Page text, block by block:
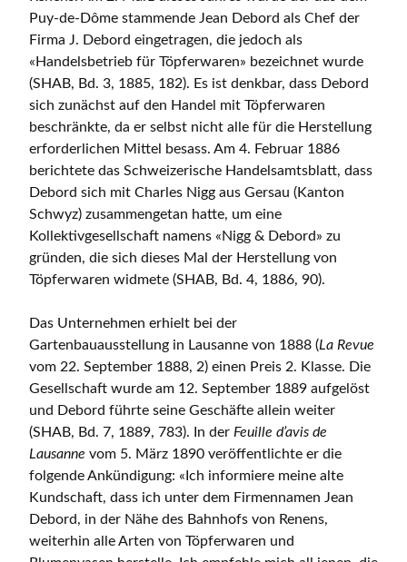
Puy-de-Dôme stammende Jean Debord als Chef der
Firma J. Debord eingetragen, die jedoch als
«Handelsbetrieb für Töpferwaren» bezeichnet wurde
(SHAB, Bd. 3, 1885, 182). Es ist denkbar, dass Debord
sich zunächst auf den Handel mit Töpferwaren
beschränkte, da er selbst nicht alle für die Herstellung
erforderlichen Mittel besass. Am 4. Februar 1886
berichtete das Schweizerische Handelsamtsblatt, dass
Debord sich mit Charles Nigg aus Gersau (Kanton
Schwyz) zusammengetan hatte, um eine
Kollektivgesellschaft namens «Nigg & Debord» zu
gründen, die sich dieses Mal der Herstellung von
Töpferwaren widmete (SHAB, Bd. 4, 1886, 90).
Das Unternehmen erhielt bei der
Gartenbauausstellung in Lausanne von 1888 (La Revue
vom 22. September 1888, 2) einen Preis 2. Klasse. Die
Gesellschaft wurde am 12. September 1889 aufgelöst
und Debord führte seine Geschäfte allein weiter
(SHAB, Bd. 7, 1889, 783). In der Feuille d’avis de
Lausanne vom 5. März 1890 veröffentlichte er die
folgende Ankündigung: «Ich informiere meine alte
Kundschaft, dass ich unter dem Firmennamen Jean
Debord, in der Nähe des Bahnhofs von Renens,
weiterhin alle Arten von Töpferwaren und